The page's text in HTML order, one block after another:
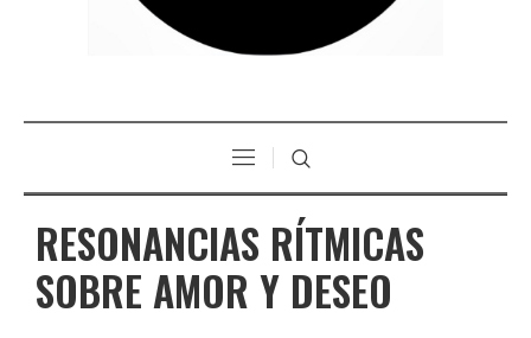
RESONANCIAS RÍTMICAS
SOBRE AMOR Y DESEO